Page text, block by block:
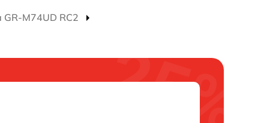
M74UD RC2